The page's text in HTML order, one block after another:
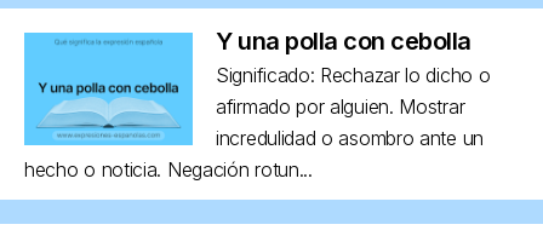
Y una polla con cebolla
Significado: Rechazar lo dicho o
afirmado por alguien. Mostrar
incredulidad o asombro ante un
hecho o noticia. Negación rotun...